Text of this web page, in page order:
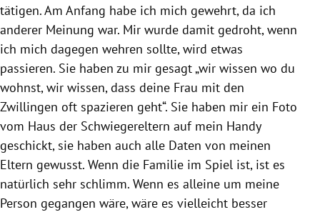
tätigen. Am Anfang habe ich mich gewehrt, da ich
anderer Meinung war. Mir wurde damit gedroht, wenn
ich mich dagegen wehren sollte, wird etwas
passieren. Sie haben zu mir gesagt „wir wissen wo du
wohnst, wir wissen, dass deine Frau mit den
Zwillingen oft spazieren geht“. Sie haben mir ein Foto
vom Haus der Schwiegereltern auf mein Handy
geschickt, sie haben auch alle Daten von meinen
Eltern gewusst. Wenn die Familie im Spiel ist, ist es
natürlich sehr schlimm. Wenn es alleine um meine
Person gegangen wäre, wäre es vielleicht besser